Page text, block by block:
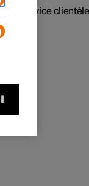
Service